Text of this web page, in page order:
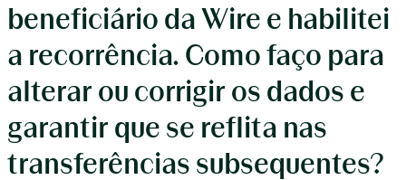
beneficiário da Wire e habilitei
a recorrência. Como faço para
alterar ou corrigir os dados e
garantir que se reflita nas
transferências subsequentes?